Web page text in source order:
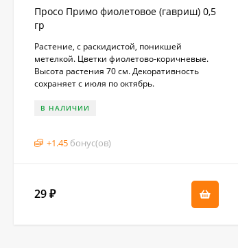
Просо Примо фиолетовое (гавриш) 0,5
гр
Растение, с раскидистой, поникшей
метелкой. Цветки фиолетово-коричневые.
Высота растения 70 см. Декоративность
сохраняет с июля по октябрь.
В НАЛИЧИИ
+1.45 бонус(ов)
29 ₽